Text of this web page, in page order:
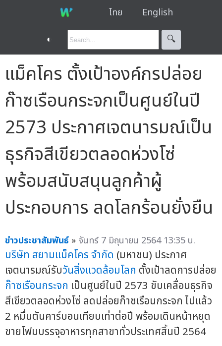
ไทย English
◐ 🔍︎
แม็คโคร ตั้งเป้าองค์กรปล่อย
ก๊าซเรือนกระจกเป็นศูนย์ในปี
2573 ประกาศเจตนารมณ์เป็น
ธุรกิจสีเขียวตลอดห่วงโซ่
พร้อมสนับสนุนลูกค้าผู้
ประกอบการ ลดโลกร้อนยั่งยืน
ข่าวประชาสัมพันธ์ » จันทร์ 7 มิถุนายน 2564 13:35 น.
บริษัท สยามแม็คโคร จำกัด (มหาชน) ประกาศ
เจตนารมณ์รับวันสิ่งแวดล้อมโลก ตั้งเป้าลดการปล่อย
ก๊าซเรือนกระจก เป็นศูนย์ในปี 2573 ขับเคลื่อนธุรกิจ
สีเขียวตลอดห่วงโซ่ ลดปล่อยก๊าซเรือนกระจก ไปแล้ว
2 หมื่นตันคาร์บอนเทียบเท่าต่อปี พร้อมเดินหน้าหยุด
ขายโฟมบรรจุอาหารทุกสาขาทั่วประเทศสิ้นปี 2564